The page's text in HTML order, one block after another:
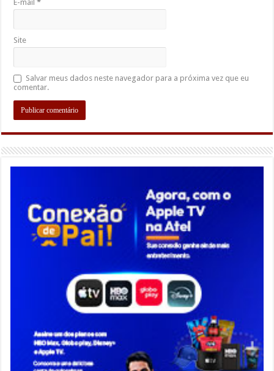
E-mail*
Site
Salvar meus dados neste navegador para a próxima vez que eu
comentar.